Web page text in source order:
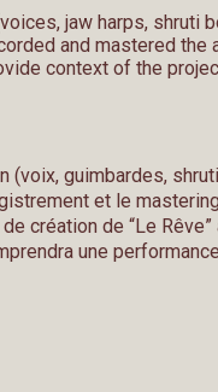
jaw harps, shruti
and mastered the
context of the
guimbardes,
et le
création de “Le
une